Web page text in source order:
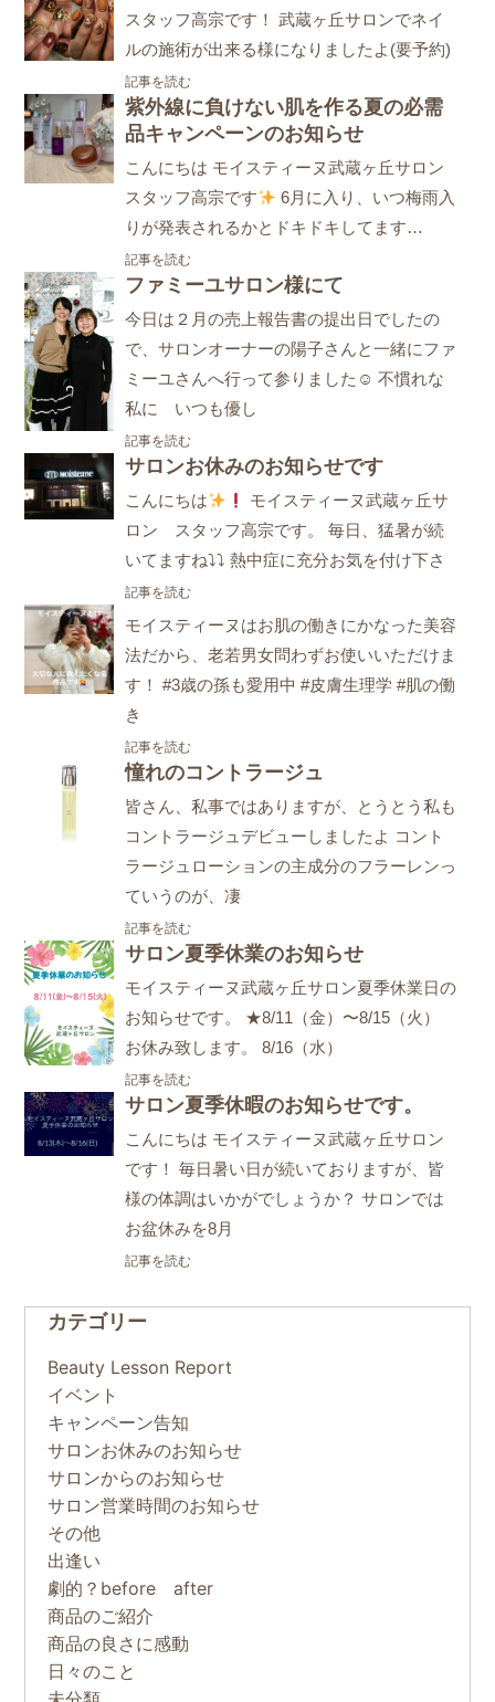
スタッフ高宗です！ 武蔵ヶ丘サロンでネイ
ルの施術が出来る様になりましたよ(要予約)
記事を読む
紫外線に負けない肌を作る夏の必需
品キャンペーンのお知らせ
こんにちは モイスティーヌ武蔵ヶ丘サロン
スタッフ高宗です
6月に入り、いつ梅雨入
りが発表されるかとドキドキしてます…
記事を読む
ファミーユサロン様にて
今日は２月の売上報告書の提出日でしたの
で、サロンオーナーの陽子さんと一緒にファ
ミーユさんへ行って参りました☺ 不慣れな
私に いつも優し
記事を読む
サロンお休みのお知らせです
こんにちは
モイスティーヌ武蔵ヶ丘サ
ロン スタッフ高宗です。 毎日、猛暑が続
いてますね⤵⤵ 熱中症に充分お気を付け下さ
記事を読む
モイスティーヌはお肌の働きにかなった美容
法だから、老若男女問わずお使いいただけま
す！ #3歳の孫も愛用中 #皮膚生理学 #肌の働
き
記事を読む
憧れのコントラージュ
皆さん、私事ではありますが、とうとう私も
コントラージュデビューしましたよ コント
ラージュローションの主成分のフラーレンっ
ていうのが、凄
記事を読む
サロン夏季休業のお知らせ
モイスティーヌ武蔵ヶ丘サロン夏季休業日の
お知らせです。 ★8/11（金）〜8/15（火）
お休み致します。 8/16（水）
記事を読む
サロン夏季休暇のお知らせです。
こんにちは モイスティーヌ武蔵ヶ丘サロン
です！ 毎日暑い日が続いておりますが、皆
様の体調はいかがでしょうか？ サロンでは
お盆休みを8月
記事を読む
カテゴリー
Beauty Lesson Report
イベント
キャンペーン告知
サロンお休みのお知らせ
サロンからのお知らせ
サロン営業時間のお知らせ
その他
出逢い
劇的？before after
商品のご紹介
商品の良さに感動
日々のこと